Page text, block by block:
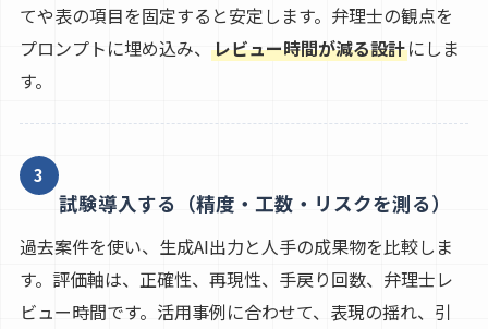
てや表の項目を固定すると安定します。弁理士の観点を
プロンプトに埋め込み、 レビュー時間が減る設計にしま
す。
3
試験導入する（精度・工数・リスクを測る）
過去案件を使い、生成AI出力と人手の成果物を比較しま
す。評価軸は、正確性、再現性、手戻り回数、弁理士レ
ビュー時間です。活用事例に合わせて、表現の揺れ、引